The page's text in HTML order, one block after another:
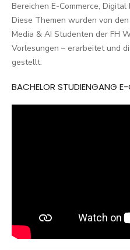
Bereichen E-Commerce,
Diese Themen wurden von
Media & AI Studenten der FH
Vorlesungen – erarbeitet und
gestellt.
BACHELOR STUDIENGANG